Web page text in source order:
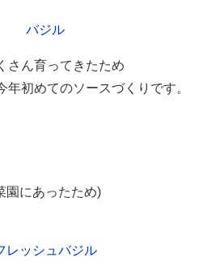
さん育ってきたため
年初めてのソースづくりです。
にあったため)